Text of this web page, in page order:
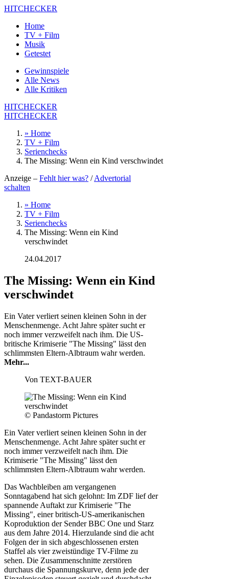
HITCHECKER
Home
TV + Film
Musik
Getestet
Gewinnspiele
Alle News
Alle Kritiken
HITCHECKER
HITCHECKER
» Home
TV + Film
Serienchecks
The Missing: Wenn ein Kind verschwindet
Anzeige – Fehlt hier was? /Advertorial
schalten
» Home
TV + Film
Serienchecks
The Missing: Wenn ein Kind
verschwindet
24.04.2017
The Missing: Wenn ein Kind
verschwindet
Ein Vater verliert seinen kleinen Sohn in der
Menschenmenge. Acht Jahre später sucht er
noch immer verzweifelt nach ihm. Die US-
britische Krimiserie "The Missing" lässt den
schlimmsten Eltern-Albtraum wahr werden.
Mehr...
Von TEXT-BAUER
© Pandastorm Pictures
Ein Vater verliert seinen kleinen Sohn in der
Menschenmenge. Acht Jahre später sucht er
noch immer verzweifelt nach ihm. Die
Krimiserie "The Missing" lässt den
schlimmsten Eltern-Albtraum wahr werden.
Das Wachbleiben am vergangenen
Sonntagabend hat sich gelohnt: Im ZDF lief der
spannende Auftakt zur Krimiserie "The
Missing", einer britisch-US-amerikanischen
Koproduktion der Sender BBC One und Starz
aus dem Jahre 2014. Hierzulande sind die acht
Folgen der in sich abgeschlossenen ersten
Staffel als vier zweistündige TV-Filme zu
sehen. Die Zusammenschnitte zerstören
durchaus die Spannungskurve, denn jede der